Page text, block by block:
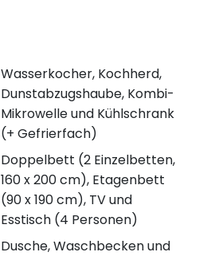
Wasserkocher, Kochherd,
Dunstabzugshaube, Kombi-
Mikrowelle und Kühlschrank
(+ Gefrierfach)
Doppelbett (2 Einzelbetten,
160 x 200 cm), Etagenbett
(90 x 190 cm), TV und
Esstisch (4 Personen)
Dusche, Waschbecken und